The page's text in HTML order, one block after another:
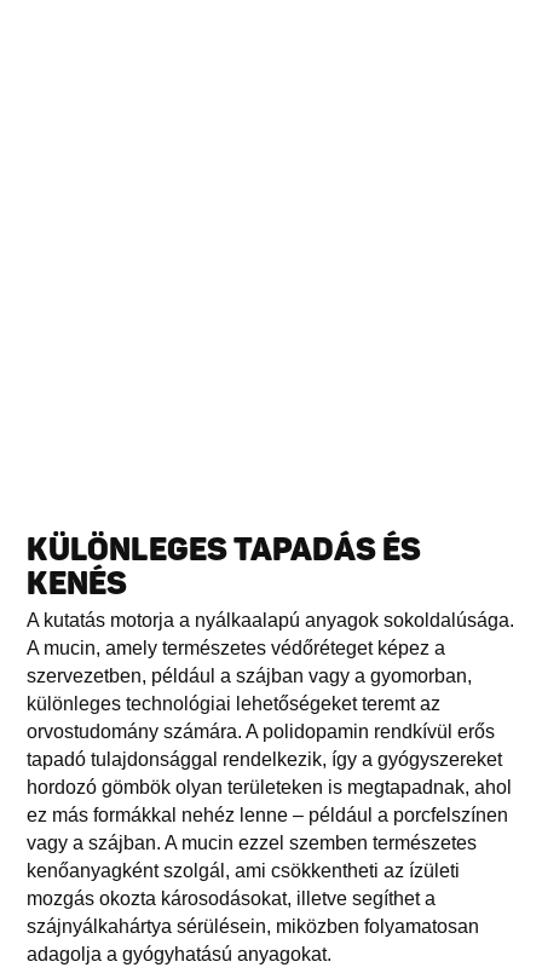
KÜLÖNLEGES TAPADÁS ÉS
KENÉS
A kutatás motorja a nyálkaalapú anyagok sokoldalúsága.
A mucin, amely természetes védőréteget képez a
szervezetben, például a szájban vagy a gyomorban,
különleges technológiai lehetőségeket teremt az
orvostudomány számára. A polidopamin rendkívül erős
tapadó tulajdonsággal rendelkezik, így a gyógyszereket
hordozó gömbök olyan területeken is megtapadnak, ahol
ez más formákkal nehéz lenne – például a porcfelszínen
vagy a szájban. A mucin ezzel szemben természetes
kenőanyagként szolgál, ami csökkentheti az ízületi
mozgás okozta károsodásokat, illetve segíthet a
szájnyálkahártya sérülésein, miközben folyamatosan
adagolja a gyógyhatású anyagokat.